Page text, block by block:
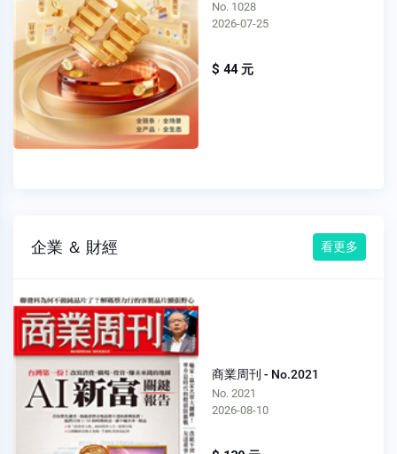
No. 1028
2026-07-25
$ 44 元
企業 ＆ 財經 看更多
商業周刊 - No.2021
No. 2021
2026-08-10